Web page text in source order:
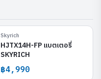
Skyrich
HJTX14H-FP แบตเตอรี่
SKYRICH
฿4,990